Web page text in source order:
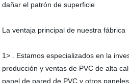
dañar el patrón de superficie
La ventaja principal de nuestra fábrica
1> . Estamos especializados en la
producción y ventas de PVC de alta
panel de pared de PVC y otros